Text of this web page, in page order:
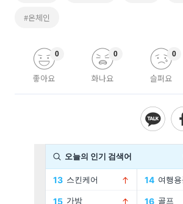
#온체인
좋아요
0
화나요
0
슬퍼요
0